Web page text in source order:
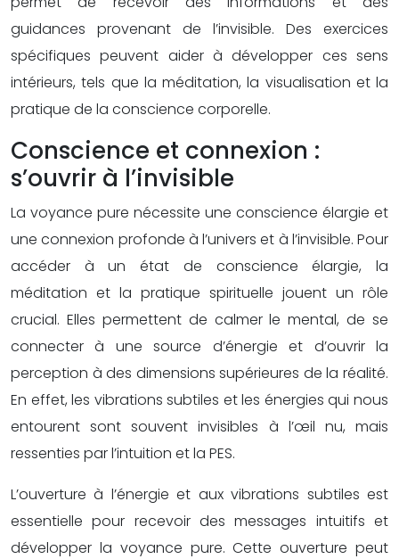
guidances provenant de l’invisible. Des exercices
spécifiques peuvent aider à développer ces sens
intérieurs, tels que la méditation, la visualisation et la
pratique de la conscience corporelle.
Conscience et connexion :
s’ouvrir à l’invisible
La voyance pure nécessite une conscience élargie et
une connexion profonde à l’univers et à l’invisible. Pour
accéder à un état de conscience élargie, la
méditation et la pratique spirituelle jouent un rôle
crucial. Elles permettent de calmer le mental, de se
connecter à une source d’énergie et d’ouvrir la
perception à des dimensions supérieures de la réalité.
En effet, les vibrations subtiles et les énergies qui nous
entourent sont souvent invisibles à l’œil nu, mais
ressenties par l’intuition et la PES.
L’ouverture à l’énergie et aux vibrations subtiles est
essentielle pour recevoir des messages intuitifs et
développer la voyance pure. Cette ouverture peut